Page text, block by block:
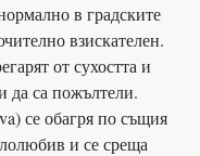
в градските
взискателен.
от сухостта и
да са пожълтели.
се обагря по същия
и се среща